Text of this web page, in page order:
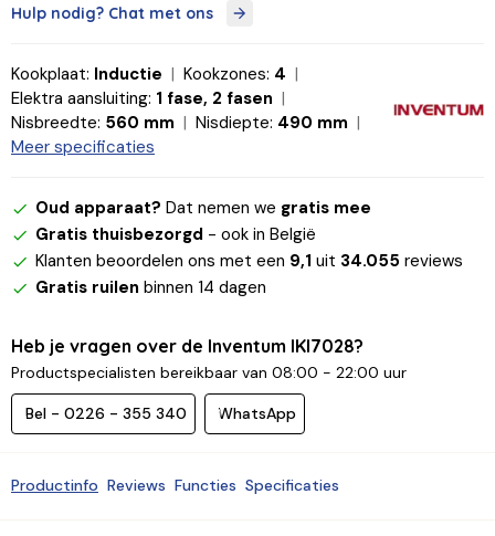
Hulp nodig? Chat met ons
Kookplaat: Inductie Kookzones: 4
Elektra aansluiting: 1 fase, 2 fasen
Nisbreedte: 560 mm Nisdiepte: 490 mm
Meer specificaties
Oud apparaat? Dat nemen we gratis mee
Gratis thuisbezorgd - ook in België
Klanten beoordelen ons met een 9,1 uit 34.055 reviews
Gratis ruilen binnen 14 dagen
Heb je vragen over de Inventum IKI7028?
Productspecialisten bereikbaar van 08:00 - 22:00 uur
Bel - 0226 - 355 340 WhatsApp
Productinfo Reviews Functies Specificaties